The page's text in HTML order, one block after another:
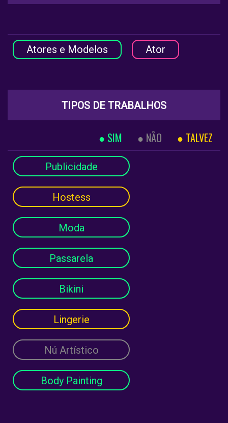
Atores e Modelos Ator
TIPOS DE TRABALHOS
SIM NÃO TALVEZ
Publicidade
Hostess
Moda
Passarela
Bikini
Lingerie
Nú Artístico
Body Painting